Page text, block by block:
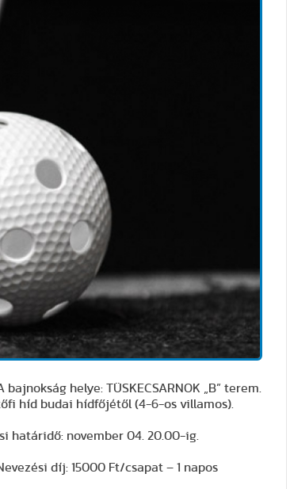
helye: TÜSKECSARNOK „B” terem.
híd budai hídfőjétől (4-6-os villamos).
határidő: november 04. 20.00-ig.
díj: 15000 Ft/csapat – 1 napos